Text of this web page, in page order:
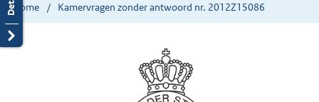
Home Kamervragen zonder antwoord nr. 2012Z15086